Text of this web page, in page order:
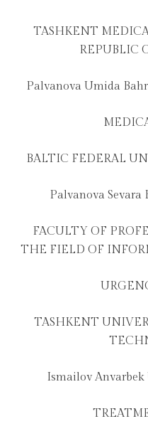
TASHKENT
REPUBLIC
Palvanova Umida
BALTIC FEDERAL
Palvanova Sevara
FACULTY OF
THE FIELD OF
TASHKENT
Ismailov